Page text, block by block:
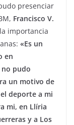
presenciar
Francisco V.
importancia
«Es un
en
pudo
un motivo de
deporte a mi
mi, en Llíria
y a Los